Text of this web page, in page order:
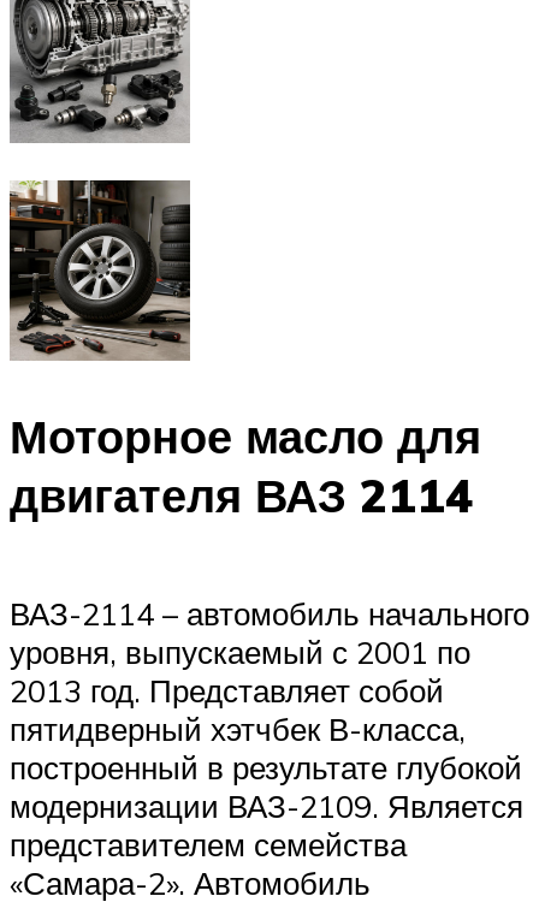
Моторное масло для
двигателя ВАЗ 2114
ВАЗ-2114 – автомобиль начального
уровня, выпускаемый с 2001 по
2013 год. Представляет собой
пятидверный хэтчбек В-класса,
построенный в результате глубокой
модернизации ВАЗ-2109. Является
представителем семейства
«Самара-2». Автомобиль